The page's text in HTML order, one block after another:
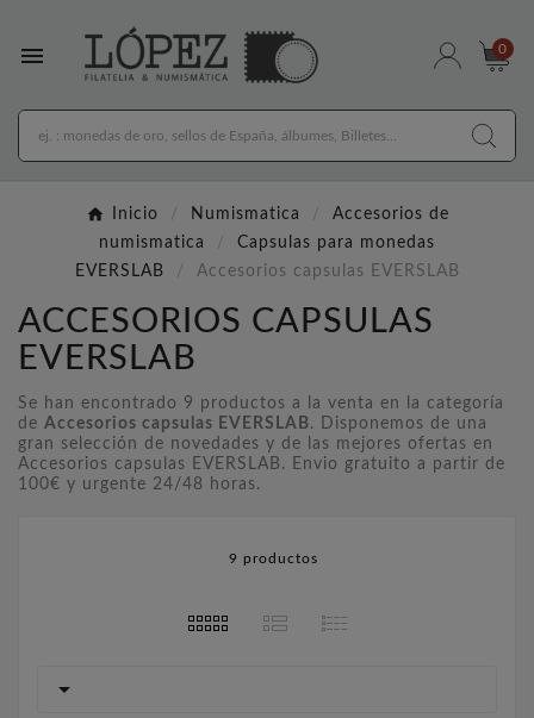
 0
Inicio Numismatica
Accesorios de
numismatica
Capsulas para monedas
EVERSLAB
Accesorios capsulas EVERSLAB
ACCESORIOS CAPSULAS
EVERSLAB
Se han encontrado 9 productos a la venta en la categoría
de Accesorios capsulas EVERSLAB. Disponemos de una
gran selección de novedades y de las mejores ofertas en
Accesorios capsulas EVERSLAB. Envio gratuito a partir de
100€ y urgente 24/48 horas.
9 productos
